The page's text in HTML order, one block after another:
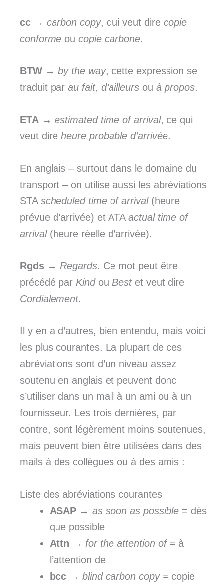
cc → carbon copy, qui veut dire copie
conforme ou copie carbone.
BTW → by the way, cette expression se
traduit par au fait, d’ailleurs ou à propos.
ETA → estimated time of arrival, ce qui
veut dire heure probable d’arrivée.
En anglais – surtout dans le domaine du
transport – on utilise aussi les abréviations
STA scheduled time of arrival(heure
prévue d’arrivée) et ATA actual time of
arrival(heure réelle d’arrivée).
Rgds → Regards. Ce mot peut être
précédé par Kindou Best et veut dire
Cordialement.
Il y en a d’autres, bien entendu, mais voici
les plus courantes. La plupart de ces
abréviations sont d’un niveau assez
soutenu en anglais et peuvent donc
s’utiliser dans un mail à un ami ou à un
fournisseur. Les trois dernières, par
contre, sont légèrement moins soutenues,
mais peuvent bien être utilisées dans des
mails à des collègues ou à des amis :
Liste des abréviations courantes
ASAP → as soon as possible = dès
que possible
Attn → for the attention of = à
l’attention de
bcc → blind carbon copy = copie